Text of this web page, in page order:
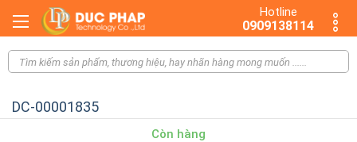
Hotline
0909138114
DC-00001835
Còn hàng